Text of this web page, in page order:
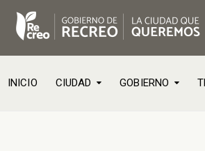
INICIO CIUDAD GOBIERNO